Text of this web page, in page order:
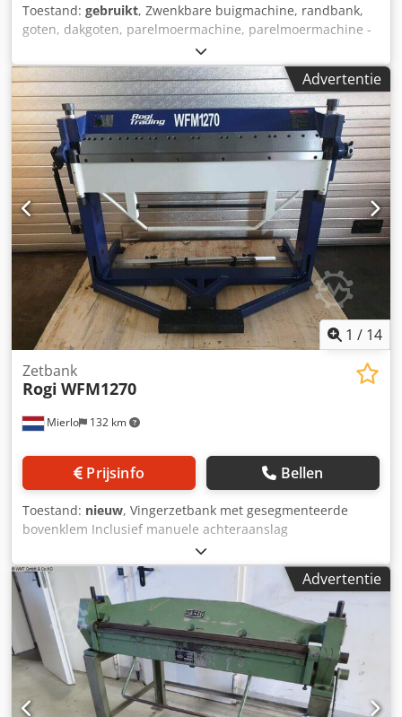
Toestand: gebruikt, Zwenkbare buigmachine, randbank,
goten, dakgoten, parelmoermachine, parelmoermachine -
Max. Werkbreedte: 1280 mm -Max. Plaatdikte: 1,75 mm -
Openingsbreedte: 180 mm -Klemming via:
schroefdraadspindel -Buighoek instelbaar via: stop -
Maten: 1850/600/H1240 mm -gewicht: 380 kg Dkjdpfx Aody
Rhdofgor
Advertentie
1 / 14
Mierlo 132 km
Zetbank
Rogi WFM1270
Prijsinfo Bellen
Toestand: nieuw, Vingerzetbank met gesegmenteerde
bovenklem Inclusief manuele achteraanslag
PNEUMATISCHE CILINDER !!! Max. zetcapaciteit over de
gehele werklengte ----- 2 mm Max. werklengte ----- 1270
mm Dsdpfoga T Dhsx Afgokr Max. openingsbreedte ----- 45
mm Breedte van de vingers ----- 25 | 30 | 35 | 40 | 45 | 50
| 75 | 100 | 150 | 200 | 250 | 275 mm Max. zethoek ----- 0
- 135 Gewicht ----- 360 KG Breedte ----- 1620 mm Diepte ----
- 850 mm Hoogte ----- 1175 mm
Advertentie